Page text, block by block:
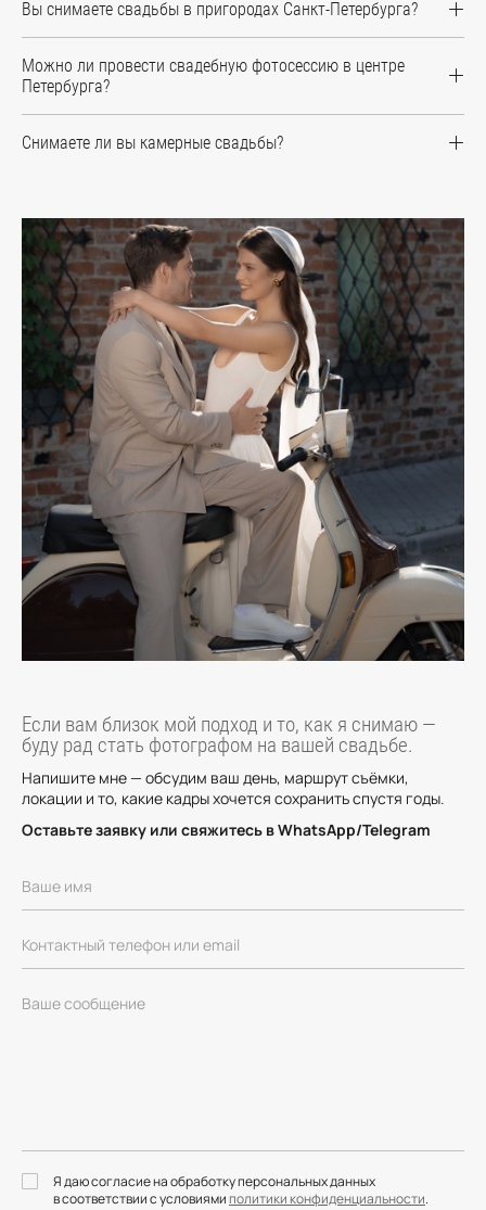
Вы снимаете свадьбы в пригородах Санкт-Петербурга?
Можно ли провести свадебную фотосессию в центре
Петербурга?
Снимаете ли вы камерные свадьбы?
Если вам близок мой подход и то, как я снимаю —
буду рад стать фотографом на вашей свадьбе.
Напишите мне — обсудим ваш день, маршрут съёмки,
локации и то, какие кадры хочется сохранить спустя годы.
Оставьте заявку или свяжитесь в WhatsApp/Telegram
Я даю согласие на обработку персональных данных
в соответствии с условиями политики конфиденциальности.